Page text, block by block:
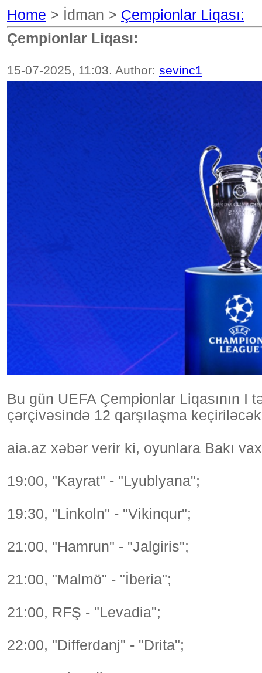
Home > İdman > Çempionlar Liqası:
Çempionlar Liqası:
15-07-2025, 11:03. Author: sevinc1
Bu gün UEFA Çempionlar Liqasının
çərçivəsində 12 qarşılaşma
aia.az xəbər verir ki, oyunlara Bakı
19:00, "Kayrat" - "Lyublyana";
19:30, "Linkoln" - "Vikinqur";
21:00, "Hamrun" - "Jalgiris";
21:00, "Malmö" - "İberia";
21:00, RFŞ - "Levadia";
22:00, "Differdanj" - "Drita";